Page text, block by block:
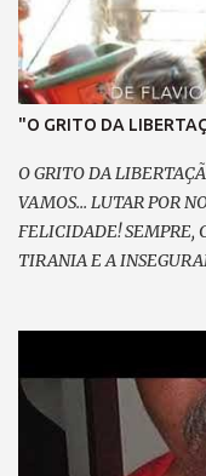
"O GRITO DA
O GRITO DA
VAMOS... LUTAR POR
FELICIDADE! SEMPRE,
TIRANIA E A
BRILHAR! (refrão 1) DE
LIBERTAÇÃO ! E
DO QUE HÁ DE VIR.
DEMOCRACIA, SEM